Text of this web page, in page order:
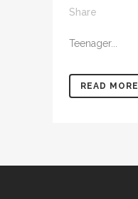
Share
Teenager...
READ MORE